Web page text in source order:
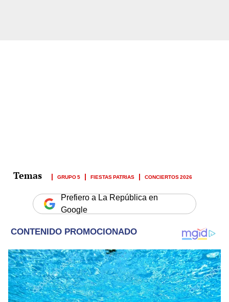
GRUPO 5 FIESTAS PATRIAS CONCIERTOS 2026
Prefiero a La República en
Google